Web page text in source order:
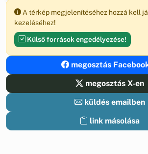
A térkép megjelenítéséhez hozzá kell
kezeléséhez!
Külső források engedélyezése!
megosztás
megosztás X-en
küldés emailben
link másolása